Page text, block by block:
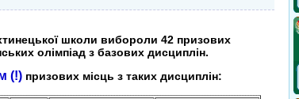
школи вибороли 42 призових
олімпіад з базових дисциплін.
(!) призових місць з таких дисциплін: